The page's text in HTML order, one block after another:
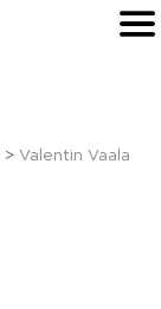
> Valentin Vaala